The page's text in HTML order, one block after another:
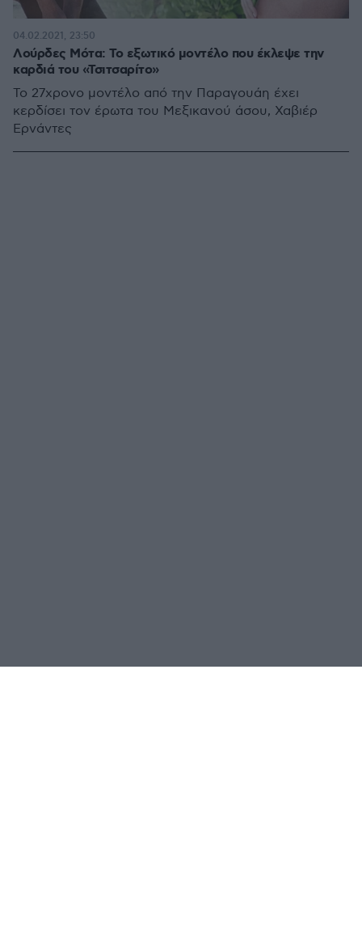
Λούρδες Μότα: Το εξωτικό μοντέλο που έκλεψε την
καρδιά του «Τσιτσαρίτο»
Το 27χρονο μοντέλο από την Παραγουάη έχει
κερδίσει τον έρωτα του Μεξικανού άσου, Χαβιέρ
Ερνάντες
04.02.2021, 23:50